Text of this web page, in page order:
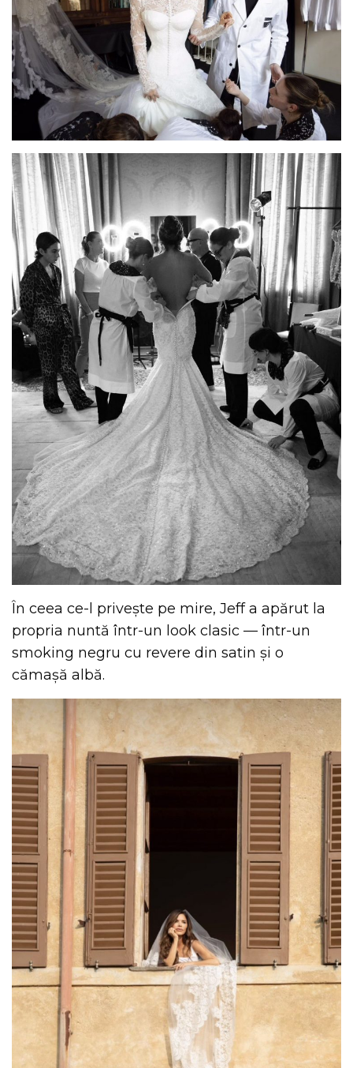
În ceea ce-l privește pe mire, Jeff a apărut la
propria nuntă într-un look clasic — într-un
smoking negru cu revere din satin și o
cămașă albă.